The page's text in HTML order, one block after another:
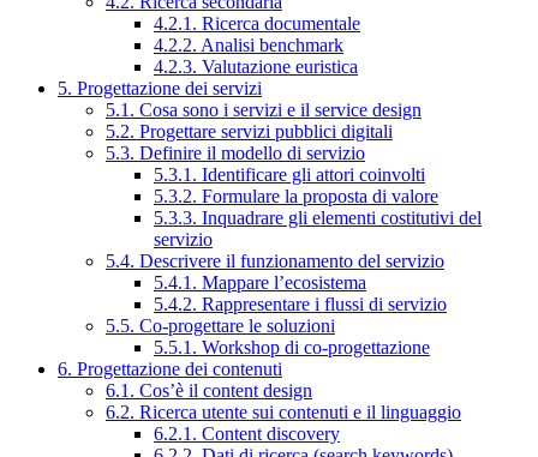
4.2.1. Ricerca documentale
4.2.2. Analisi benchmark
4.2.3. Valutazione euristica
5. Progettazione dei servizi
5.1. Cosa sono i servizi e il service design
5.2. Progettare servizi pubblici digitali
5.3. Definire il modello di servizio
5.3.1. Identificare gli attori coinvolti
5.3.2. Formulare la proposta di valore
5.3.3. Inquadrare gli elementi costitutivi del
servizio
5.4. Descrivere il funzionamento del servizio
5.4.1. Mappare l’ecosistema
5.4.2. Rappresentare i flussi di servizio
5.5. Co-progettare le soluzioni
5.5.1. Workshop di co-progettazione
6. Progettazione dei contenuti
6.1. Cos’è il content design
6.2. Ricerca utente sui contenuti e il linguaggio
6.2.1. Content discovery